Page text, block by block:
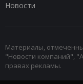
Новости
Материалы,
"Новости компаний",
правах рекламы.